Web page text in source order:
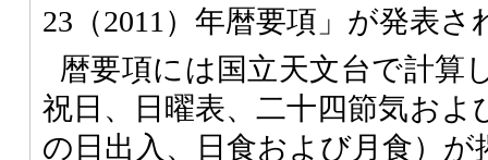
23（2011）年暦要項」が発表さ
暦要項には国立天文台で計算
祝日、日曜表、二十四節気およ
の日出入、日食および月食）